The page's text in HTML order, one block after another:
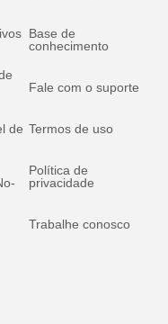
de
Base de
conhecimento
Fale com o suporte
Termos de uso
Política de
privacidade
Trabalhe conosco